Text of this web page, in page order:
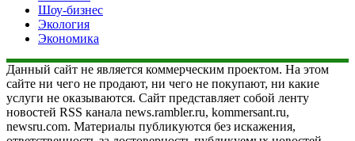
Шоу-бизнес
Экология
Экономика
Данный сайт не является коммерческим проектом. На этом
сайте ни чего не продают, ни чего не покупают, ни какие
услуги не оказываются. Сайт представляет собой ленту
новостей RSS канала news.rambler.ru, kommersant.ru,
newsru.com. Материалы публикуются без искажения,